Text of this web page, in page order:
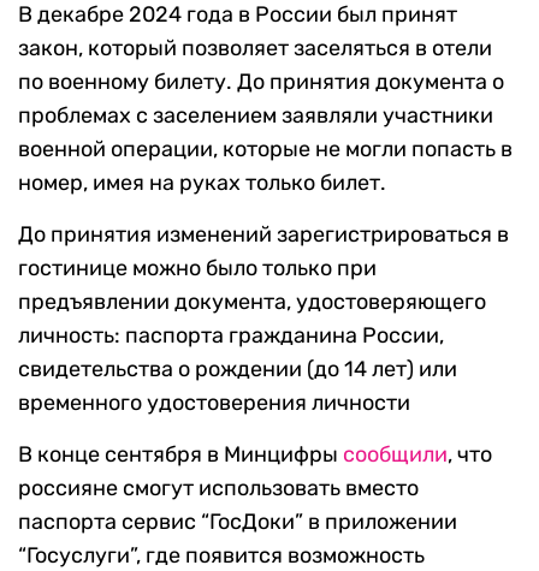
В декабре 2024 года в России был принят
закон, который позволяет заселяться в отели
по военному билету. До принятия документа о
проблемах с заселением заявляли участники
военной операции, которые не могли попасть в
номер, имея на руках только билет.
До принятия изменений зарегистрироваться в
гостинице можно было только при
предъявлении документа, удостоверяющего
личность: паспорта гражданина России,
свидетельства о рождении (до 14 лет) или
временного удостоверения личности
В конце сентября в Минцифры сообщили, что
россияне смогут использовать вместо
паспорта сервис “ГосДоки” в приложении
“Госуслуги”, где появится возможность